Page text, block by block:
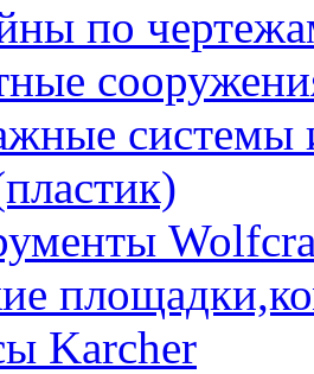
по
системы
Karcher